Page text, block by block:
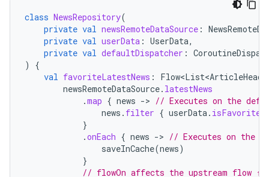
class NewsRepository(
private val newsRemoteDataSource :
private val userData : UserData,
private val defaultDispatcher :
)
{
val favoriteLatestNews :
newsRemoteDataSource. latestNews
.map { news -> // Executes on the
news . filter { userData.
}
.onEach { news -> // Executes on the
saveInCache(news)
}
// flowOn affects the upstream flow ↑